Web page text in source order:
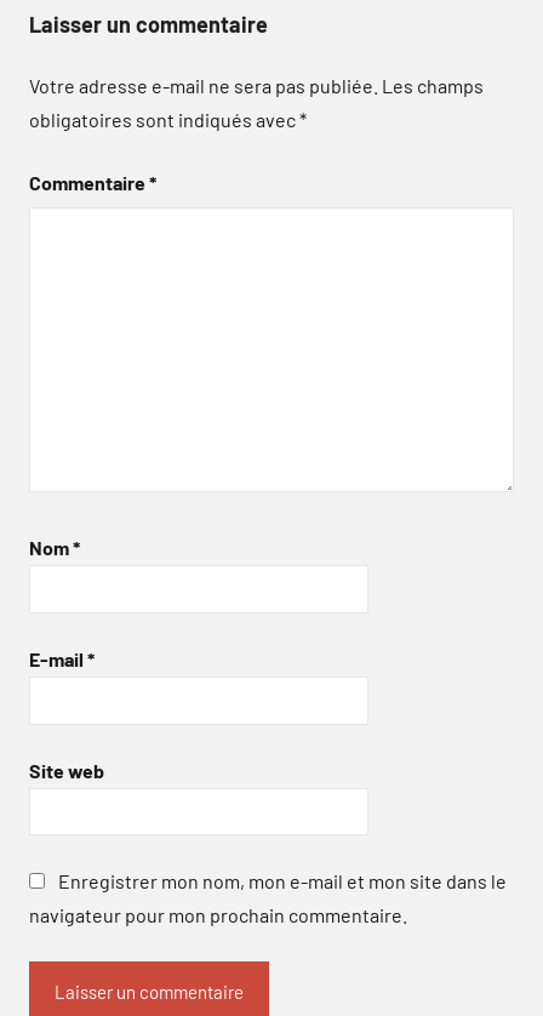
Laisser un commentaire
Votre adresse e-mail ne sera pas publiée. Les champs
obligatoires sont indiqués avec*
Commentaire*
Nom*
E-mail *
Site web
Enregistrer mon nom, mon e-mail et mon site dans le
navigateur pour mon prochain commentaire.